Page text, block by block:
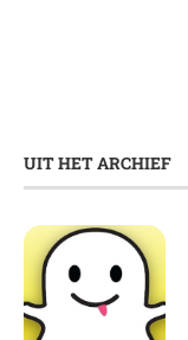
UIT HET ARCHIEF